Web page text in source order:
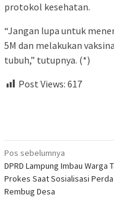
protokol kesehatan.
“Jangan lupa untuk
5M dan melakukan
tubuh,” tutupnya. (*)
Post Views: 617
Navigasi
pos
Pos sebelumnya
DPRD Lampung Imbau Warga
Prokes Saat Sosialisasi Perda
Rembug Desa